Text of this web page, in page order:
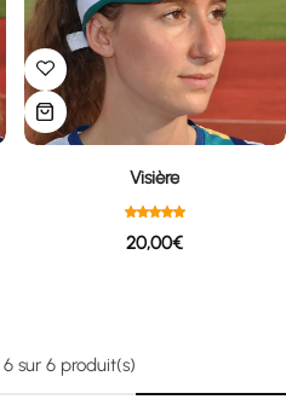
Visière
20,00€
6 sur 6 produit(s)